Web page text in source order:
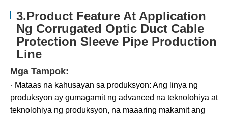
3.Product Feature At Application
Ng Corrugated Optic Duct Cable
Protection Sleeve Pipe Production
Line
Mga Tampok:
· Mataas na kahusayan sa produksyon: Ang linya ng
produksyon ay gumagamit ng advanced na teknolohiya at
teknolohiya ng produksyon, na maaaring makamit ang